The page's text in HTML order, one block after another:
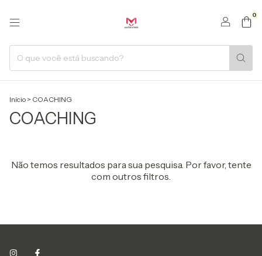
0
Início > COACHING
COACHING
Não temos resultados para sua pesquisa. Por favor, tente
com outros filtros.